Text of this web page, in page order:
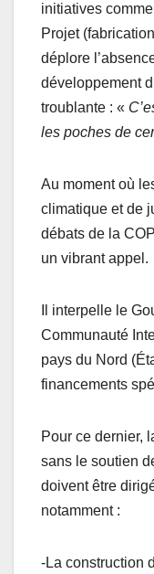
initiatives
Projet
déplore
développement
troublante : «
les poches de
Au moment où
climatique et de
débats de la
un vibrant appel.
Il interpelle le
Communauté
pays du Nord
financements
Pour ce dernier,
sans le soutien
doivent être
notamment :
-La construction